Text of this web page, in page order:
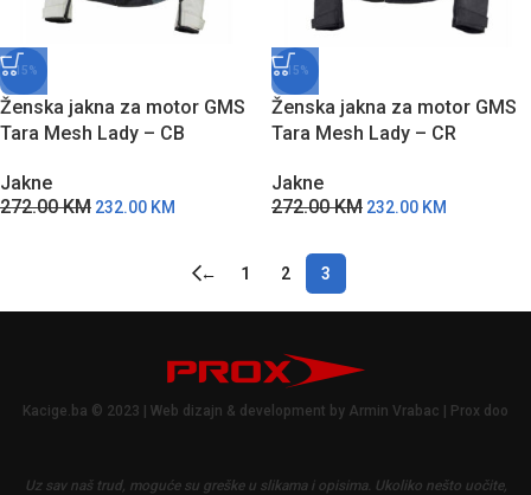
-15%
Ženska jakna za motor GMS
Tara Mesh Lady – CB
Jakne
272.00KM 232.00 KM
-15%
Ženska jakna za motor GMS
Tara Mesh Lady – CR
Jakne
272.00KM 232.00 KM
← 1 2 3
Kacige.ba © 2023 | Web dizajn & development by Armin Vrabac | Prox doo
Uz sav naš trud, moguće su greške u slikama i opisima. Ukoliko nešto uočite,